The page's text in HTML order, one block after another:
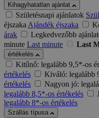
Kihagyhatatlan ajánlat
Születésnapi ajánlatok
éjszakaAjándék éjszaka
árak
Legkedvezőbb
minute Last minute Last
értékelés
Kitűnő: legalább 9,5*-os
értékelés
Kiváló: legalább
értékelés
Nagyon jó:
legalább 8,5*-os értékelés
legalább 8*-os értékelés
Szállás típusa